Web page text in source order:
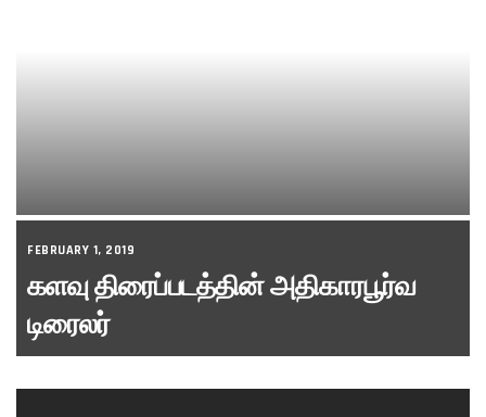
FEBRUARY 1, 2019
களவு திரைப்படத்தின் அதிகாரபூர்வ
டிரைலர்